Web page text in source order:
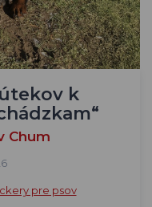
k
Chum
pre psov